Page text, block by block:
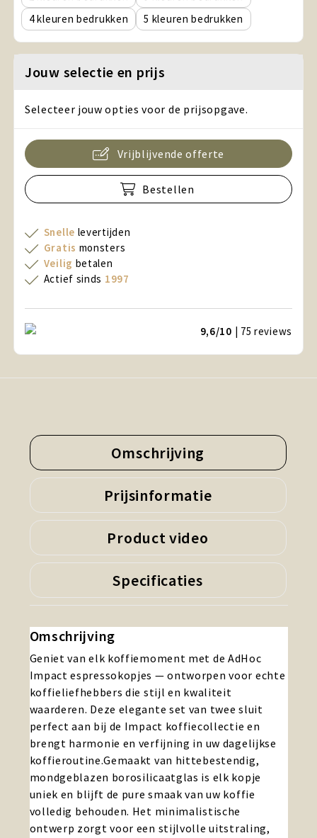
4
5
Jouw selectie en prijs
Selecteer jouw opties voor de prijsopgave.
Vrijblijvende offerte
Bestellen
Snelle levertijden
Gratis monsters
Veilig betalen
Actief sinds 1997
9,6/10 | 75reviews
Omschrijving
Prijsinformatie
Product video
Specificaties
Omschrijving
Geniet van elk koffiemoment met de AdHoc
Impact espressokopjes — ontworpen voor echte
koffieliefhebbers die stijl en kwaliteit
waarderen. Deze elegante set van twee sluit
perfect aan bij de Impact koffiecollectie en
brengt harmonie en verfijning in uw dagelijkse
koffieroutine.Gemaakt van hittebestendig,
mondgeblazen borosilicaatglas is elk kopje
uniek en blijft de pure smaak van uw koffie
volledig behouden. Het minimalistische
ontwerp zorgt voor een stijlvolle uitstraling,